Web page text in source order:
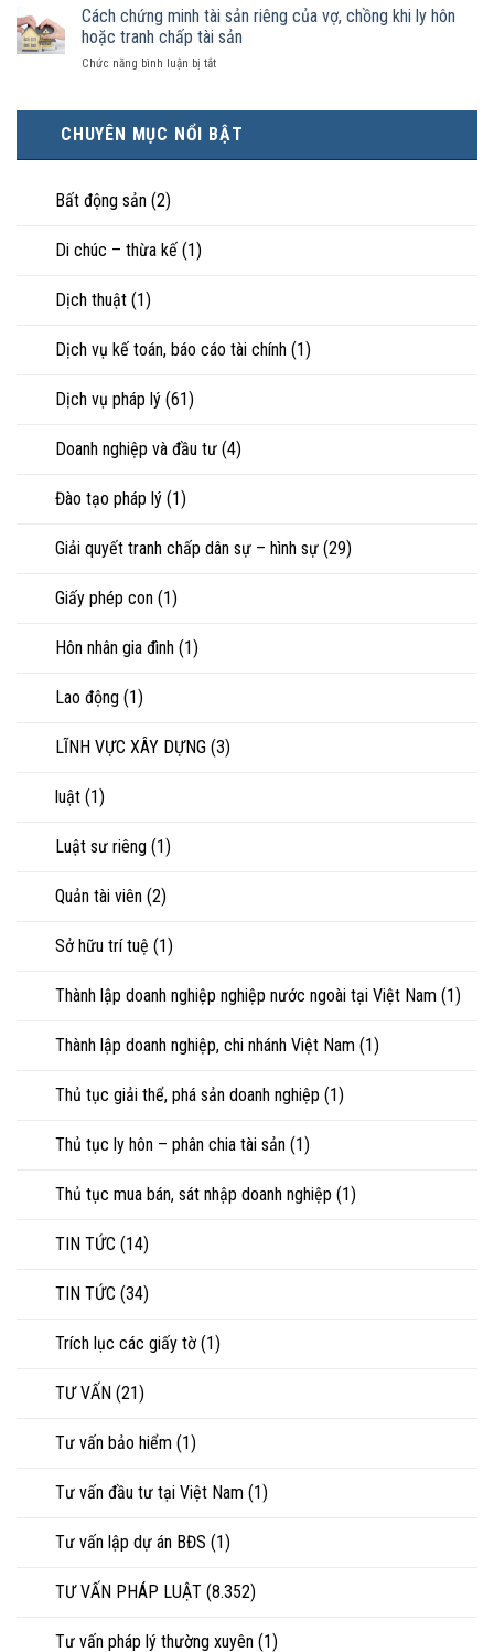
là
hôn
tài
sản
như
nào?
kinh
tế
hơn
trực
tiếp
nuôi
ly
hôn
khi
hôn
hạnh
phúc:
Góc
Cách chứng minh tài sản riêng của vợ, chồng khi ly hôn
hoặc tranh chấp tài sản
Chức năng bình luận bị tắtở
tài
sản
chấp
CHUYÊN MỤC NỔI BẬT
Bất động sản (2)
Di chúc – thừa kế (1)
Dịch thuật (1)
Dịch vụ kế toán, báo cáo tài chính (1)
Dịch vụ pháp lý (61)
Doanh nghiệp và đầu tư (4)
Đào tạo pháp lý (1)
Giải quyết tranh chấp dân sự – hình sự (29)
Giấy phép con (1)
Hôn nhân gia đình (1)
Lao động (1)
LĨNH VỰC XÂY DỰNG (3)
luật (1)
Luật sư riêng (1)
Quản tài viên (2)
Sở hữu trí tuệ (1)
Thành lập doanh nghiệp nghiệp nước ngoài tại Việt Nam (1)
Thành lập doanh nghiệp, chi nhánh Việt Nam (1)
Thủ tục giải thể, phá sản doanh nghiệp (1)
Thủ tục ly hôn – phân chia tài sản (1)
Thủ tục mua bán, sát nhập doanh nghiệp (1)
TIN TỨC (14)
TIN TỨC (34)
Trích lục các giấy tờ (1)
TƯ VẤN (21)
Tư vấn bảo hiểm (1)
Tư vấn đầu tư tại Việt Nam (1)
Tư vấn lập dự án BĐS (1)
TƯ VẤN PHÁP LUẬT (8.352)
Tư vấn pháp lý thường xuyên (1)